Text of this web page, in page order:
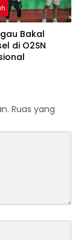
Bakal
di O2SN
Ruas yang